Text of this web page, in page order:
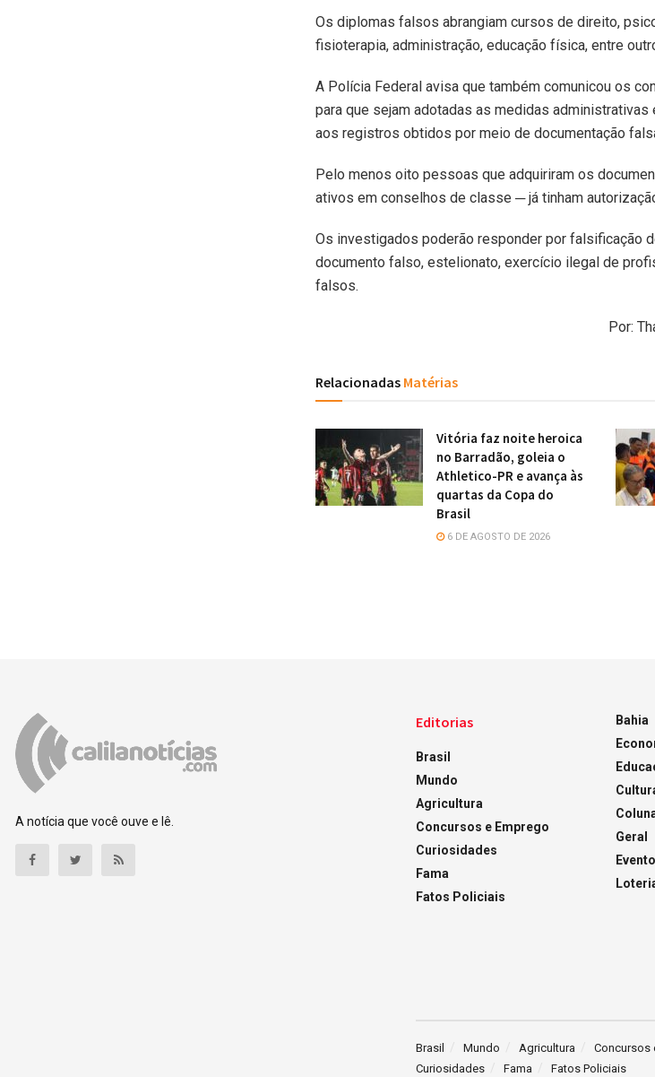
Os diplomas falsos abrangiam cursos de direito,
fisioterapia, administração, educação física, entre
A Polícia Federal avisa que também comunicou os
para que sejam adotadas as medidas
aos registros obtidos por meio de documentação
Pelo menos oito pessoas que adquiriram os
ativos em conselhos de classe ─ já tinham
Os investigados poderão responder por falsificação
documento falso, estelionato, exercício ilegal de
falsos.
Por:
Relacionadas Matérias
Vitória faz noite heroica
no Barradão, goleia o
Athletico-PR e avança às
quartas da Copa do
Brasil
6 DE AGOSTO DE 2026
A notícia que você ouve e lê.
Editorias
Brasil
Mundo
Agricultura
Concursos e Emprego
Curiosidades
Fama
Fatos Policiais
Bahia
Geral
Brasil Mundo Agricultura
Concursos
Curiosidades
Fama Fatos Policiais